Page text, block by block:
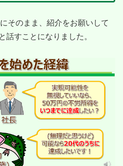
そのまま、紹介をお願いして
話すことになりました。